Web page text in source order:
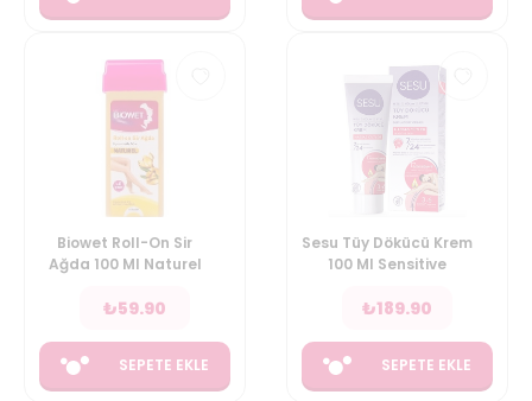
Biowet Roll-On Sir
Ağda 100 Ml Naturel
₺59.90
SEPETE EKLE
Sesu Tüy Dökücü Krem
100 Ml Sensitive
₺189.90
SEPETE EKLE